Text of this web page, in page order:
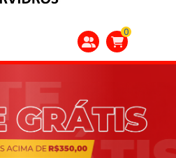
0